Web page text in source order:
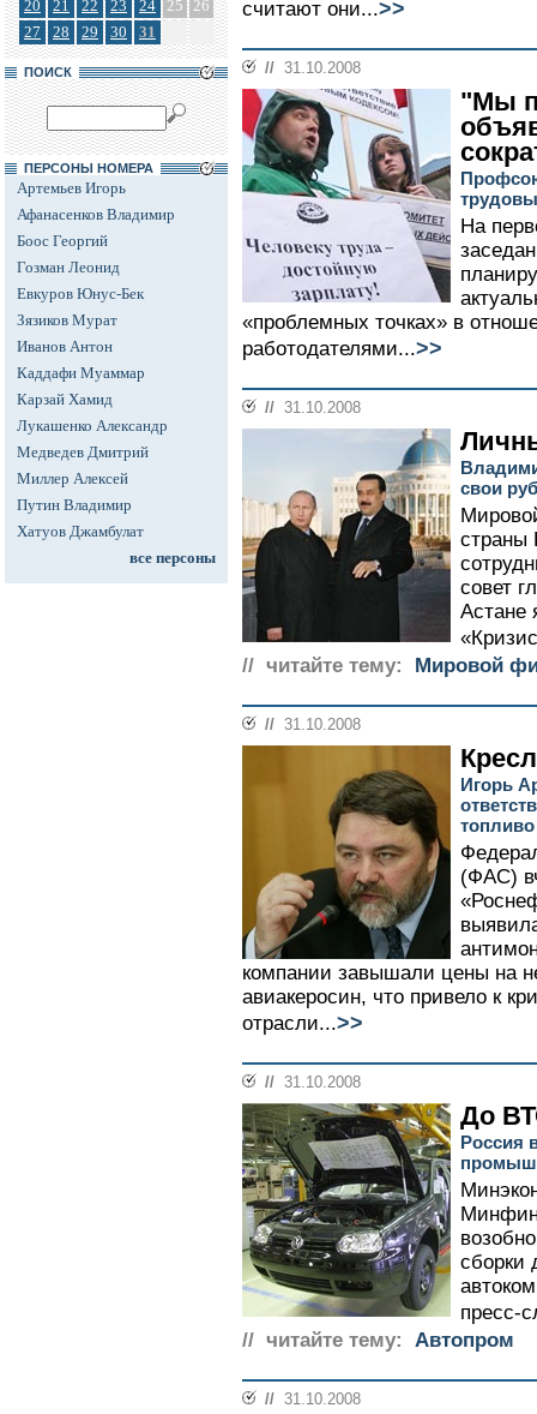
20
21 22 23 24 25 26
27
28 29 30 31
ПОИСК
ПЕРСОНЫ НОМЕРА
Артемьев Игорь
Афанасенков Владимир
Боос Георгий
Гозман Леонид
Евкуров Юнус-Бек
Зязиков Мурат
Иванов Антон
Каддафи Муаммар
Карзай Хамид
Лукашенко Александр
Медведев Дмитрий
Миллер Алексей
Путин Владимир
Хатуов Джамбулат
все персоны
считают они...>>
// 31.10.2008
"Мы
На
«проблемных точках» в
работодателями...>>
// 31.10.2008
свои
страны
совет
Астане
// читайте тему:
Мировой
// 31.10.2008
Игорь
(ФАС)
компании завышали цены на
авиакеросин, что привело к
отрасли...>>
// 31.10.2008
До
Россия
Минфин
сборки
пресс-
// читайте тему:
Автопром
// 31.10.2008